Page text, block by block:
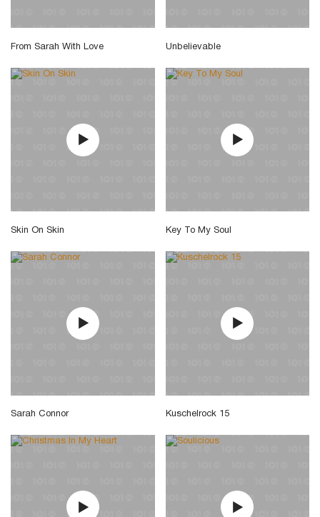
From Sarah With Love Unbelievable
Skin On Skin Key To My Soul
Sarah Connor Kuschelrock 15